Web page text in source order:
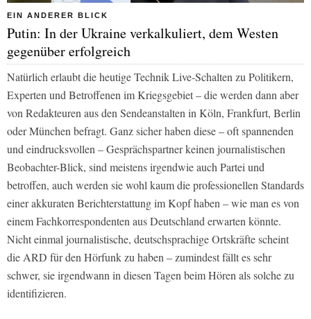
EIN ANDERER BLICK
Putin: In der Ukraine verkalkuliert, dem Westen
gegenüber erfolgreich
Natürlich erlaubt die heutige Technik Live-Schalten zu Politikern,
Experten und Betroffenen im Kriegsgebiet – die werden dann aber
von Redakteuren aus den Sendeanstalten in Köln, Frankfurt, Berlin
oder München befragt. Ganz sicher haben diese – oft spannenden
und eindrucksvollen – Gesprächspartner keinen journalistischen
Beobachter-Blick, sind meistens irgendwie auch Partei und
betroffen, auch werden sie wohl kaum die professionellen Standards
einer akkuraten Berichterstattung im Kopf haben – wie man es von
einem Fachkorrespondenten aus Deutschland erwarten könnte.
Nicht einmal journalistische, deutschsprachige Ortskräfte scheint
die ARD für den Hörfunk zu haben – zumindest fällt es sehr
schwer, sie irgendwann in diesen Tagen beim Hören als solche zu
identifizieren.